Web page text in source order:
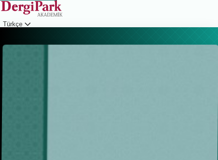
Türkçe